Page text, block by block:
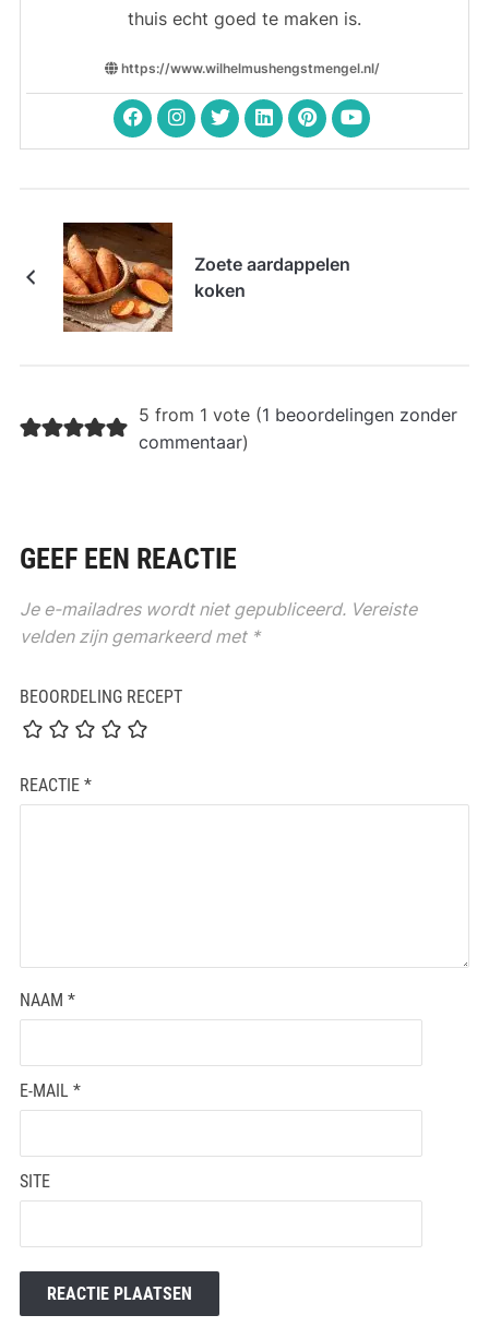
thuis echt goed te maken is.
https://www.wilhelmushengstmengel.nl/
Zoete aardappelen
koken
5 from 1 vote (1 beoordelingen zonder
commentaar)
GEEF EEN REACTIE
Je e-mailadres wordt niet gepubliceerd. Vereiste
velden zijn gemarkeerd met *
BEOORDELING RECEPT
REACTIE *
NAAM *
E-MAIL *
SITE